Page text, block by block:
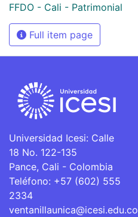
FFDO - Cali - Patrimonial
Full item page
Universidad Icesi: Calle
18 No. 122-135
Pance, Cali - Colombia
Teléfono: +57 (602) 555
2334
ventanillaunica@icesi.edu.co